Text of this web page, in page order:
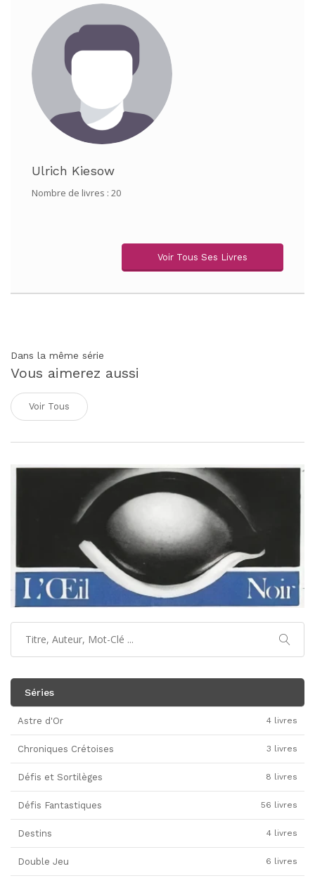
Ulrich Kiesow
Nombre de livres : 20
Voir Tous Ses Livres
Dans la même série
Vous aimerez aussi
Voir Tous
Séries
Astre d'Or 4 livres
Chroniques Crétoises 3 livres
Défis et Sortilèges 8 livres
Défis Fantastiques 56 livres
Destins 4 livres
Double Jeu 6 livres